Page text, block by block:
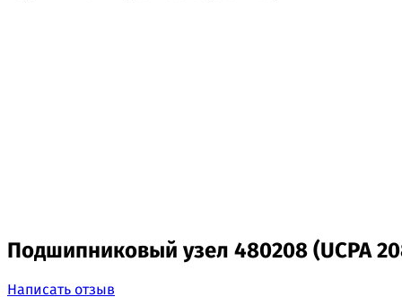
Подшипниковый узел 480208 (UCPA
Написать отзыв